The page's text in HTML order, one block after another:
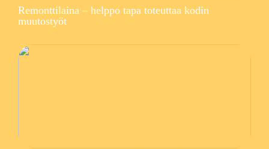
Remonttilaina – helppo tapa toteuttaa kodin
muutostyöt